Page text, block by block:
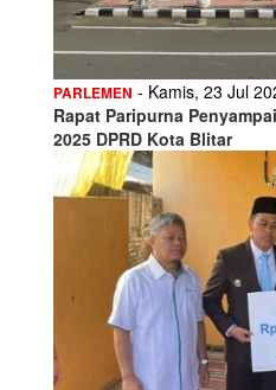
PARLEMEN - Kamis, 23 Jul
Rapat Paripurna
2025 DPRD Kota Blitar